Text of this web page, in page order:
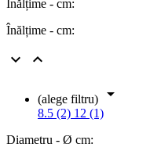
Înălțime - cm:
Înălțime - cm:
 
(alege filtru) 
8.5 (2) 12 (1)
Diametru - Ø cm: